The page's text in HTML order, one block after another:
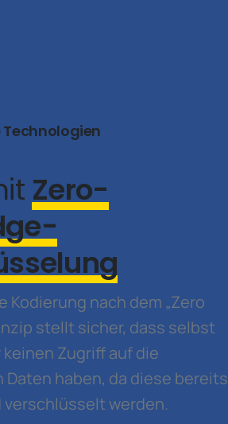
Zero-
Kodierung nach dem „Zero
stellt sicher, dass selbst
Zugriff auf die
haben, da diese bereits
verschlüsselt werden.